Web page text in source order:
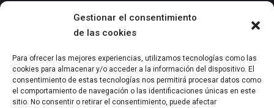
Gestionar el consentimiento
de las cookies
Para ofrecer las mejores experiencias, utilizamos tecnologías como las
cookies para almacenar y/o acceder a la información del dispositivo. El
consentimiento de estas tecnologías nos permitirá procesar datos como
el comportamiento de navegación o las identificaciones únicas en este
sitio. No consentir o retirar el consentimiento, puede afectar
Suscipit purus vitae, hendrerit tortoreu rhoncus nulla, vitae
laoreet estortor malesuada. Vestibulum porta pellentesque
bibendum. In consequat, massa sit amet euismod consequat.
Return policy